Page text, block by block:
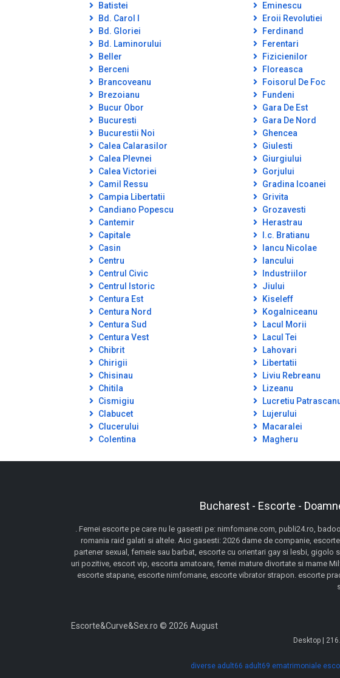
Batistei
Bd. Carol I
Bd. Gloriei
Bd. Laminorului
Beller
Berceni
Brancoveanu
Brezoianu
Bucur Obor
Bucuresti
Bucurestii Noi
Calea Calarasilor
Calea Plevnei
Calea Victoriei
Camil Ressu
Campia Libertatii
Candiano Popescu
Cantemir
Capitale
Casin
Centru
Centrul Civic
Centrul Istoric
Centura Est
Centura Nord
Centura Sud
Centura Vest
Chibrit
Chirigii
Chisinau
Chitila
Cismigiu
Clabucet
Clucerului
Colentina
Eminescu
Eroii Revolutiei
Ferdinand
Ferentari
Fizicienilor
Floreasca
Foisorul De Foc
Fundeni
Gara De Est
Gara De Nord
Ghencea
Giulesti
Giurgiului
Gorjului
Gradina Icoanei
Grivita
Grozavesti
Herastrau
I.c. Bratianu
Iancu Nicolae
Iancului
Industriilor
Jiului
Kiseleff
Kogalniceanu
Lacul Morii
Lacul Tei
Lahovari
Libertatii
Liviu Rebreanu
Lizeanu
Lucretiu
Lujerului
Macaralei
Magheru
Bucharest - Escorte -
. Femei escorte pe care nu le gasesti pe: nimfomane.com, publi24.ro,
romania raid galati si altele. Aici gasesti: 2026 dame de companie,
partener sexual, femeie sau barbat, escorte cu orientari gay si lesbi,
uri pozitive, escort vip, escorta amatoare, femei mature divortate si mame
escorte stapane, escorte nimfomane, escorte vibrator strapon. escorte
Escorte&Curve&Sex.ro © 2026 August
Desktop |
diverse adult66 adult69 ematrimoniale